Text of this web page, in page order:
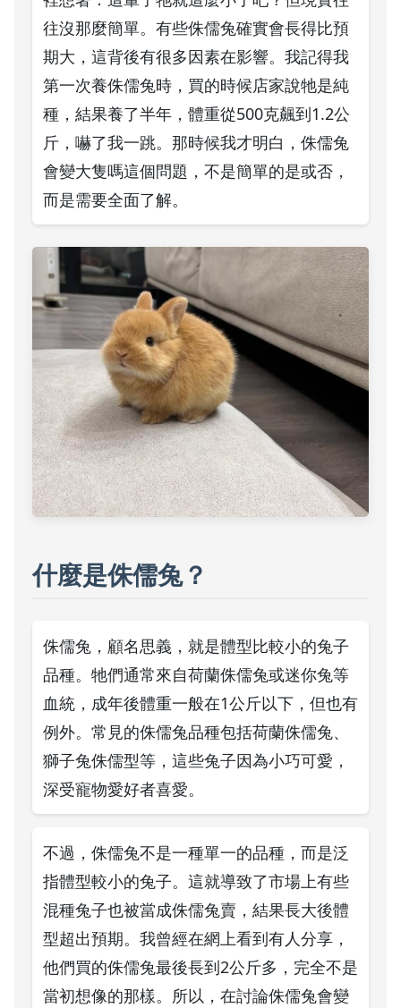
往沒那麼簡單。有些侏儒兔確實會長得比預
期大，這背後有很多因素在影響。我記得我
第一次養侏儒兔時，買的時候店家說牠是純
種，結果養了半年，體重從500克飆到1.2公
斤，嚇了我一跳。那時候我才明白，侏儒兔
會變大隻嗎這個問題，不是簡單的是或否，
而是需要全面了解。
什麼是侏儒兔？
侏儒兔，顧名思義，就是體型比較小的兔子
品種。牠們通常來自荷蘭侏儒兔或迷你兔等
血統，成年後體重一般在1公斤以下，但也有
例外。常見的侏儒兔品種包括荷蘭侏儒兔、
獅子兔侏儒型等，這些兔子因為小巧可愛，
深受寵物愛好者喜愛。
不過，侏儒兔不是一種單一的品種，而是泛
指體型較小的兔子。這就導致了市場上有些
混種兔子也被當成侏儒兔賣，結果長大後體
型超出預期。我曾經在網上看到有人分享，
他們買的侏儒兔最後長到2公斤多，完全不是
當初想像的那樣。所以，在討論侏儒兔會變